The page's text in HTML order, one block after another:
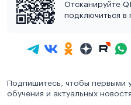
Отсканируйте
подключиться в
Подпишитесь, чтобы первыми
обучения и актуальных